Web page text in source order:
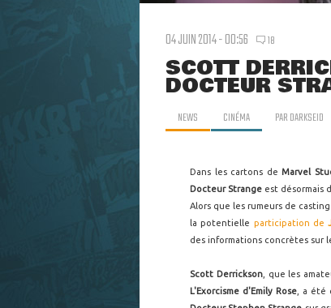
04 JUIN 2014 - 00:56 18
SCOTT
DOCTEUR
NEWS CINÉMA PARDARKSEID
Dans les cartons deMarvel
Docteur Strange est désormais
Alors que les rumeurs de
la potentielle participation de
des informations concrètes sur
Scott Derrickson, que les
L'Exorcisme d'Emily Rose , a été